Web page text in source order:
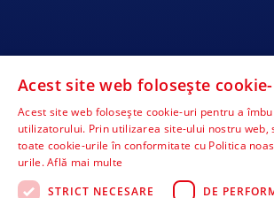
Acest site web folosește
Acest site web folosește cookie-uri pentru a
utilizatorului. Prin utilizarea site-ului nostru web,
toate cookie-urile în conformitate cu Politica
urile.Află mai multe
STRICT NECESARE
DE